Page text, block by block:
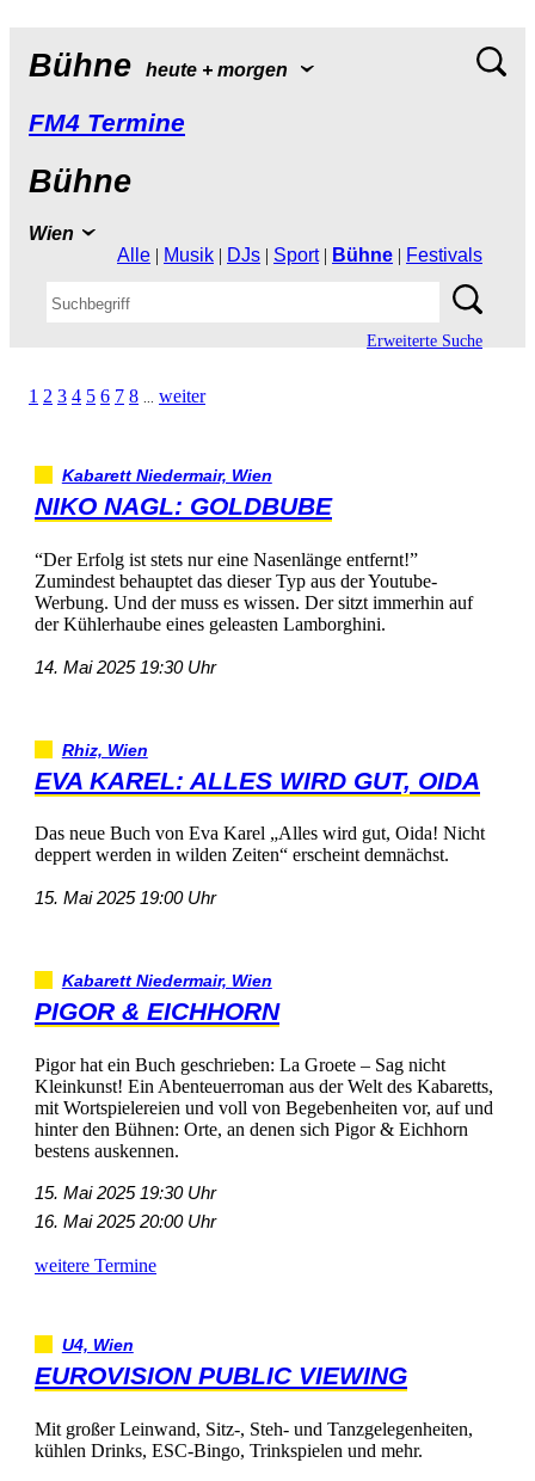
Bühne heute+morgen
FM4Termine
Bühne
Wien
Alle | Musik | DJs | Sport| Bühne | Festivals
ErweiterteSuche
1 2 3 4 5 6 7 8 weiter
KabarettNiedermair,Wien
NIKONAGL:GOLDBUBE
“DerErfolgiststetsnureineNasenlängeentfernt!”
ZumindestbehauptetdasdieserTypausderYoutube-
Werbung.Unddermusseswissen.Dersitztimmerhinauf
derKühlerhaubeeinesgeleastenLamborghini.
14.Mai202519:30Uhr
Rhiz,Wien
EVAKAREL:ALLESWIRDGUT,OIDA
DasneueBuchvonEvaKarel„Alleswirdgut,Oida!Nicht
deppertwerdeninwildenZeiten“erscheintdemnächst.
15.Mai202519:00Uhr
KabarettNiedermair,Wien
PIGOR&EICHHORN
PigorhateinBuchgeschrieben:LaGroete–Sagnicht
Kleinkunst!EinAbenteuerromanausderWeltdesKabaretts,
mitWortspielereienundvollvonBegebenheitenvor,aufund
hinterdenBühnen:Orte,andenensichPigor&Eichhorn
bestensauskennen.
15.Mai202519:30Uhr
16.Mai202520:00Uhr
weitereTermine
U4,Wien
EUROVISIONPUBLICVIEWING
MitgroßerLeinwand,Sitz-,Steh-undTanzgelegenheiten,
kühlenDrinks,ESC-Bingo,Trinkspielenundmehr.